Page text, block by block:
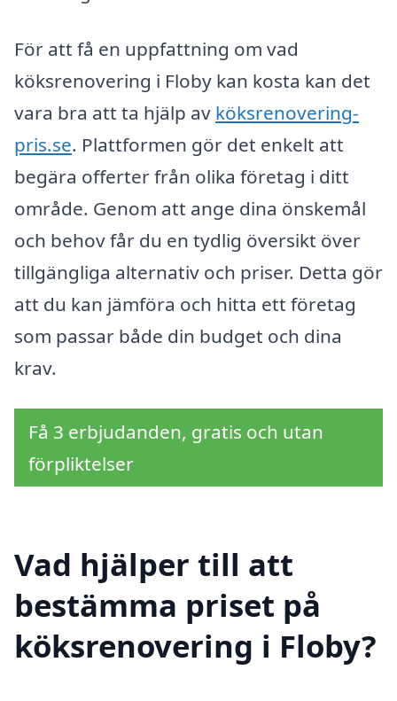
För att få en uppfattning om vad
köksrenovering i Floby kan kosta kan det
vara bra att ta hjälp av köksrenovering-
pris.se. Plattformen gör det enkelt att
begära offerter från olika företag i ditt
område. Genom att ange dina önskemål
och behov får du en tydlig översikt över
tillgängliga alternativ och priser. Detta gör
att du kan jämföra och hitta ett företag
som passar både din budget och dina
krav.
Få 3 erbjudanden, gratis och utan
förpliktelser
Vad hjälper till att
bestämma priset på
köksrenovering i Floby?